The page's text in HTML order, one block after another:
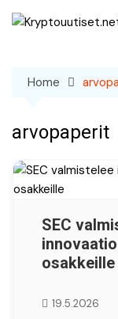
Skip
Home
arvopaperit
SEC
osakkeille
19.5.2026